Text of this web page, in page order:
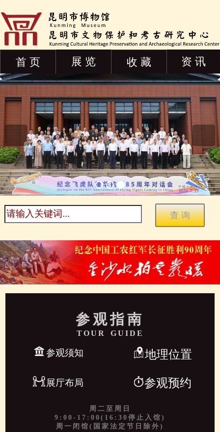
首 页 展 览 收 藏 资 讯
参观指南
TOUR GUIDE
参观须知 地理位置
展厅布局 参观预约
周二至周日
9:00-17:00(16:30停止入馆)
周一闭馆(国家法定节日除外)